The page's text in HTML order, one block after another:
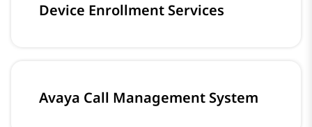
Device Enrollment Services
Avaya Call Management System